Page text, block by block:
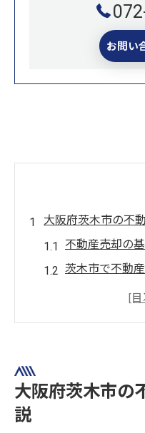
お問い
大阪府茨木市の不
不動産売却の
茨木市で不動
地元情報を活
不動産売却の
大阪府茨木市の
説